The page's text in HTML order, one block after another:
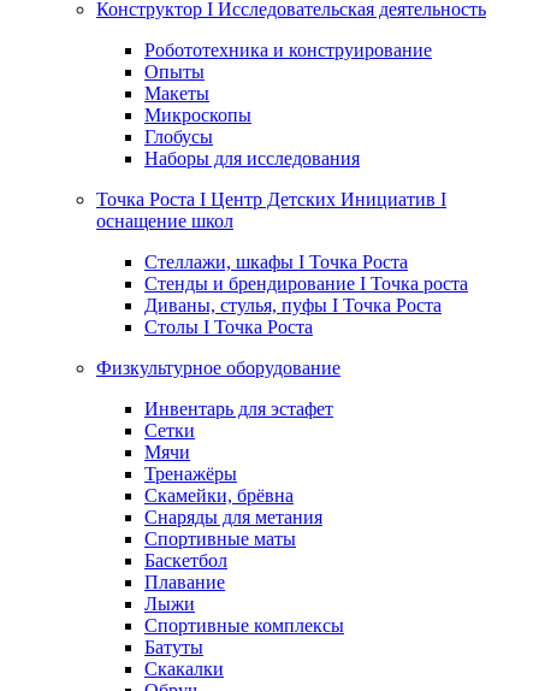
Конструктор I Исследовательская деятельность
Робототехника и конструирование
Опыты
Макеты
Микроскопы
Глобусы
Наборы для исследования
Точка Роста I Центр Детских Инициатив I
оснащение школ
Стеллажи, шкафы I Точка Роста
Стенды и брендирование I Точка роста
Диваны, стулья, пуфы I Точка Роста
Столы I Точка Роста
Физкультурное оборудование
Инвентарь для эстафет
Сетки
Мячи
Тренажёры
Скамейки, брёвна
Снаряды для метания
Спортивные маты
Баскетбол
Плавание
Лыжи
Спортивные комплексы
Батуты
Скакалки